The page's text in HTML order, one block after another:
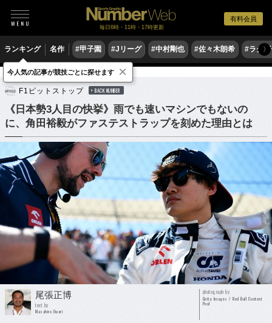
有料会員
毎日6時・11時・17時更新
ランキング 名作 #甲子園 #Jリーグ #中村剛也 #佐々木朗希 #ラグ〉
モータースポーツ F1
F1ピットストップ BACK NUMBER
《日本勢3人目の快挙》雨でも速いマシンでもないの
に、角田裕毅がファステストラップを刻めた理由とは
尾張正博
text by
Masahiro Owari
photograph by
Getty Images / Red Bull Content
Pool
今人気の記事が競技ごとに探せます ×